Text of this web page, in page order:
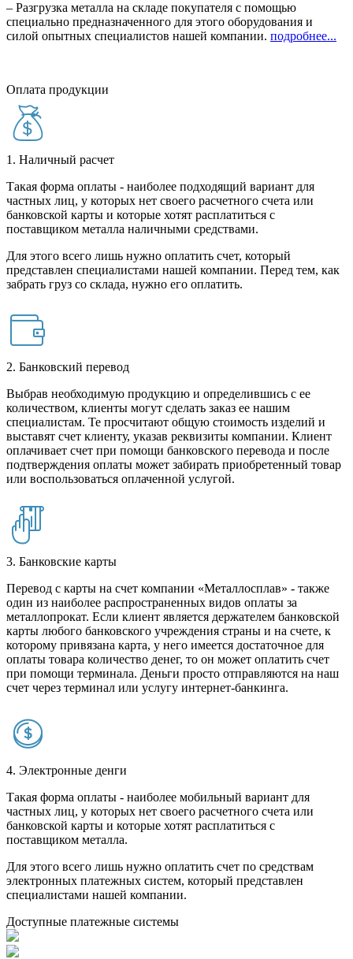
– Разгрузка металла на складе покупателя с помощью
специально предназначенного для этого оборудования и
силой опытных специалистов нашей компании. подробнее...
Оплата продукции
1. Наличный расчет
Такая форма оплаты - наиболее подходящий вариант для
частных лиц, у которых нет своего расчетного счета или
банковской карты и которые хотят расплатиться с
поставщиком металла наличными средствами.
Для этого всего лишь нужно оплатить счет, который
представлен специалистами нашей компании. Перед тем, как
забрать груз со склада, нужно его оплатить.
2. Банковский перевод
Выбрав необходимую продукцию и определившись с ее
количеством, клиенты могут сделать заказ ее нашим
специалистам. Те просчитают общую стоимость изделий и
выставят счет клиенту, указав реквизиты компании. Клиент
оплачивает счет при помощи банковского перевода и после
подтверждения оплаты может забирать приобретенный товар
или воспользоваться оплаченной услугой.
3. Банковские карты
Перевод с карты на счет компании «Металлосплав» - также
один из наиболее распространенных видов оплаты за
металлопрокат. Если клиент является держателем банковской
карты любого банковского учреждения страны и на счете, к
которому привязана карта, у него имеется достаточное для
оплаты товара количество денег, то он может оплатить счет
при помощи терминала. Деньги просто отправляются на наш
счет через терминал или услугу интернет-банкинга.
4. Электронные денги
Такая форма оплаты - наиболее мобильный вариант для
частных лиц, у которых нет своего расчетного счета или
банковской карты и которые хотят расплатиться с
поставщиком металла.
Для этого всего лишь нужно оплатить счет по средствам
электронных платежных систем, который представлен
специалистами нашей компании.
Доступные платежные системы